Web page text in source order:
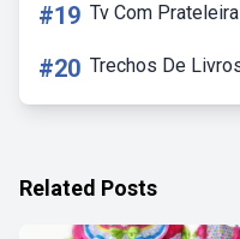
#19 Tv Com
#20 Trechos De
Related Posts